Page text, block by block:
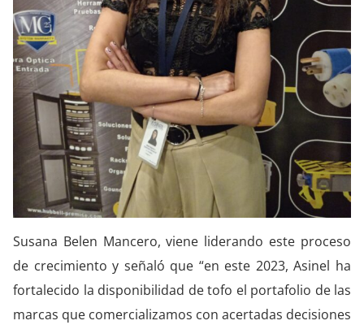
Susana Belen Mancero, viene liderando este proceso
de crecimiento y señaló que “en este 2023, Asinel ha
fortalecido la disponibilidad de tofo el portafolio de las
marcas que comercializamos con acertadas decisiones